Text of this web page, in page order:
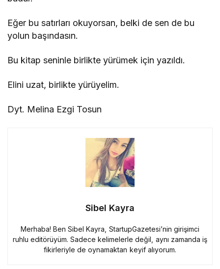
Eğer bu satırları okuyorsan, belki de sen de bu
yolun başındasın.
Bu kitap seninle birlikte yürümek için yazıldı.
Elini uzat, birlikte yürüyelim.
Dyt. Melina Ezgi Tosun
Sibel Kayra
Merhaba! Ben Sibel Kayra, StartupGazetesi’nin girişimci
ruhlu editörüyüm. Sadece kelimelerle değil, aynı zamanda iş
fikirleriyle de oynamaktan keyif alıyorum.